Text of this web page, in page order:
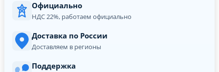
Официально
НДС 22%, работаем официально
Доставка по России
Доставляем в регионы
Поддержка